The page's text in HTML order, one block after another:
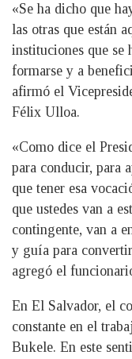
«Se ha dicho que
las otras que están
instituciones que se
formarse y a
afirmó el
Félix Ulloa.
«Como dice el
para conducir, para
que tener esa
que ustedes van a
contingente, van a
y guía para
agregó el
En El Salvador, el
constante en el
Bukele. En este